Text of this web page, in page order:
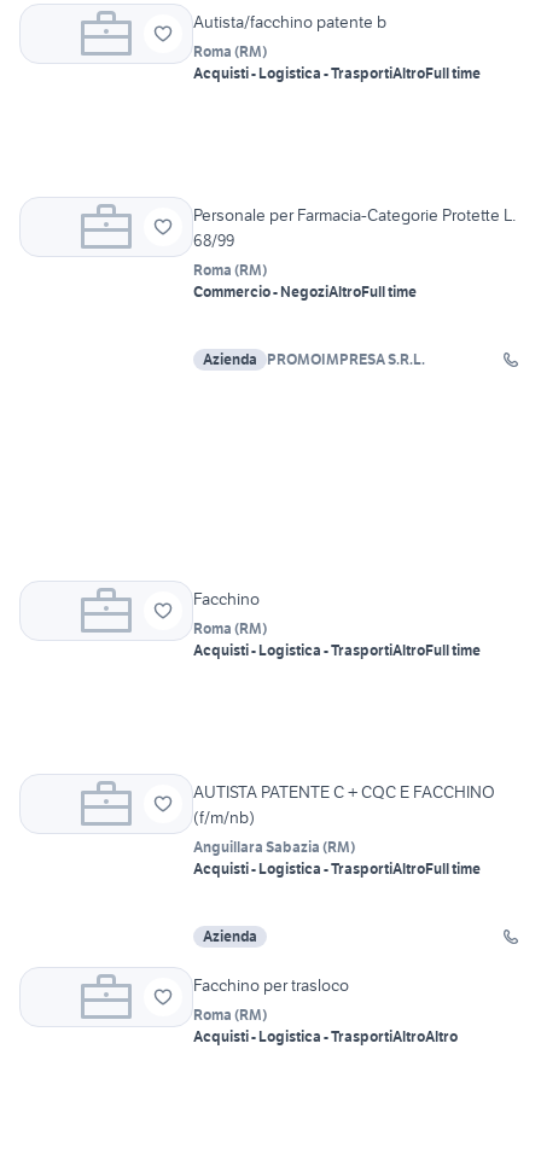
Autista/facchino patente b
Roma (RM)
Acquisti - Logistica - TrasportiAltroFull time
Personale per Farmacia-Categorie Protette L.
68/99
Roma (RM)
Commercio - NegoziAltroFull time
Azienda PROMOIMPRESA S.R.L.
Facchino
Roma (RM)
Acquisti - Logistica - TrasportiAltroFull time
AUTISTA PATENTE C + CQC E FACCHINO
(f/m/nb)
Anguillara Sabazia (RM)
Acquisti - Logistica - TrasportiAltroFull time
Azienda
Facchino per trasloco
Roma (RM)
Acquisti - Logistica - TrasportiAltroAltro